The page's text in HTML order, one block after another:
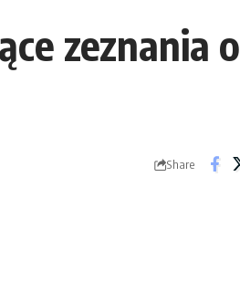
zeznania o
Share